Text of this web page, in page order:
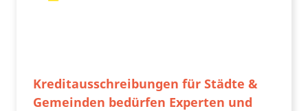
Kreditausschreibungen für Städte &
Gemeinden bedürfen Experten und